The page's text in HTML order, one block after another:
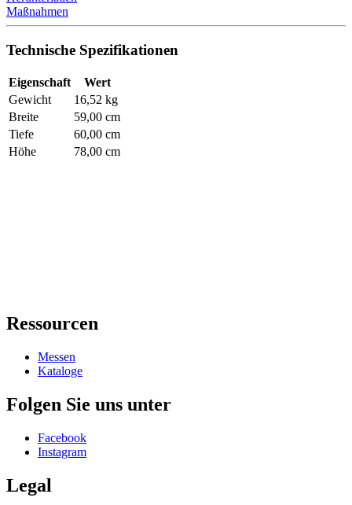
Maßnahmen
Technische Spezifikationen
Eigenschaft
Wert
Gewicht
16,52 kg
Breite
59,00 cm
Tiefe
60,00 cm
Höhe
78,00 cm
Ressourcen
Messen
Kataloge
Folgen Sie uns unter
Facebook
Instagram
Legal